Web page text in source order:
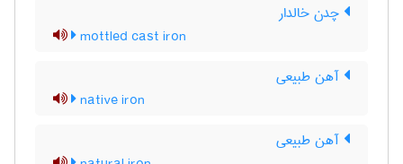
چدن خالدار
mottled cast iron
آهن طبیعی
native iron
آهن طبیعی